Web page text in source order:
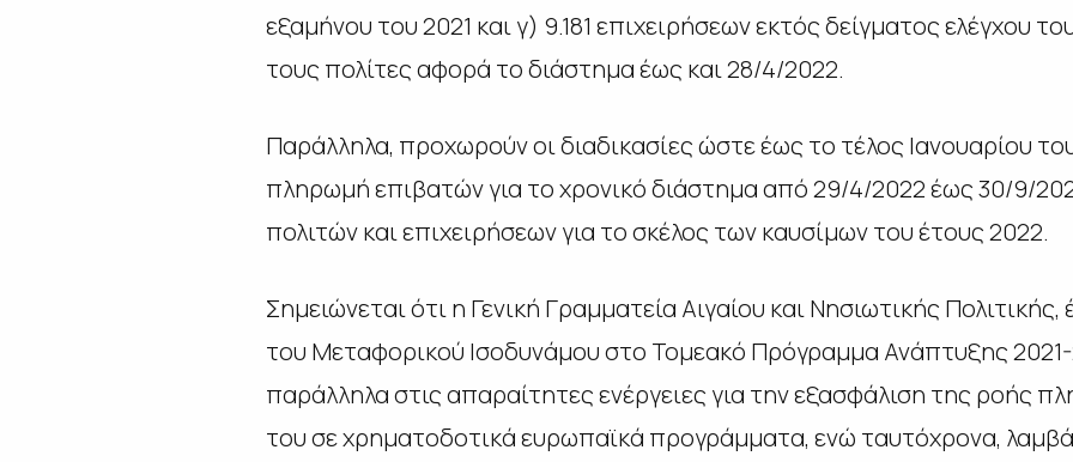
εξαμήνου του 2021 και γ) 9.181 επιχειρήσεων εκτός δείγματος ελέγχου
τους πολίτες αφορά το διάστημα έως και 28/4/2022.
Παράλληλα, προχωρούν οι διαδικασίες ώστε έως το τέλος Ιανουαρίου
πληρωμή επιβατών για το χρονικό διάστημα από 29/4/2022 έως 30/9/
πολιτών και επιχειρήσεων για το σκέλος των καυσίμων του έτους 2022.
Σημειώνεται ότι η Γενική Γραμματεία Αιγαίου και Νησιωτικής Πολιτικής,
του Μεταφορικού Ισοδυνάμου στο Τομεακό Πρόγραμμα Ανάπτυξης
παράλληλα στις απαραίτητες ενέργειες για την εξασφάλιση της ροής
του σε χρηματοδοτικά ευρωπαϊκά προγράμματα, ενώ ταυτόχρονα,